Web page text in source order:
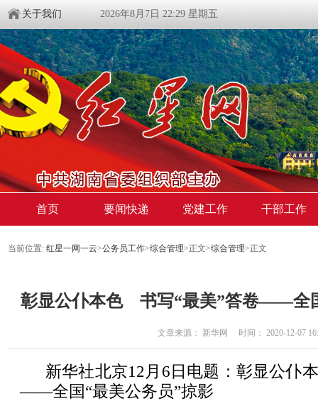
关于我们 2026年8月7日 22:29 星期五
首页 要闻快递 党建工作 干部工作
当前位置: 红星一网一云>公务员工作>综合管理>正文>综合管理>正文
彰显公仆本色 书写“最美”答卷——全
文章来源： 新华网 时间： 2020-12-07
新华社北京12月6日电题：彰显公仆
——全国“最美公务员”掠影